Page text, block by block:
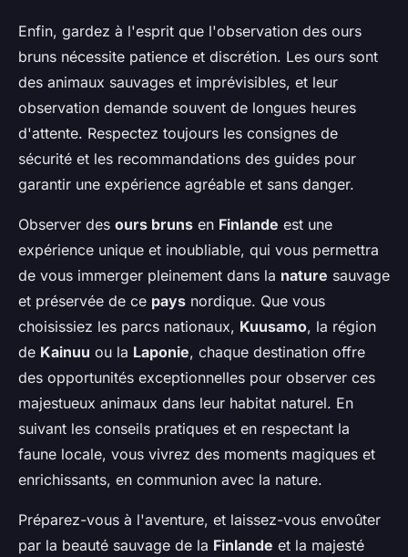
Enfin, gardez à l'esprit que l'observation des ours
bruns nécessite patience et discrétion. Les ours sont
des animaux sauvages et imprévisibles, et leur
observation demande souvent de longues heures
d'attente. Respectez toujours les consignes de
sécurité et les recommandations des guides pour
garantir une expérience agréable et sans danger.
Observer des ours bruns en Finlande est une
expérience unique et inoubliable, qui vous permettra
de vous immerger pleinement dans la nature sauvage
et préservée de ce pays nordique. Que vous
choisissiez les parcs nationaux, Kuusamo, la région
de Kainuu ou la Laponie, chaque destination offre
des opportunités exceptionnelles pour observer ces
majestueux animaux dans leur habitat naturel. En
suivant les conseils pratiques et en respectant la
faune locale, vous vivrez des moments magiques et
enrichissants, en communion avec la nature.
Préparez-vous à l'aventure, et laissez-vous envoûter
par la beauté sauvage de la Finlande et la majesté